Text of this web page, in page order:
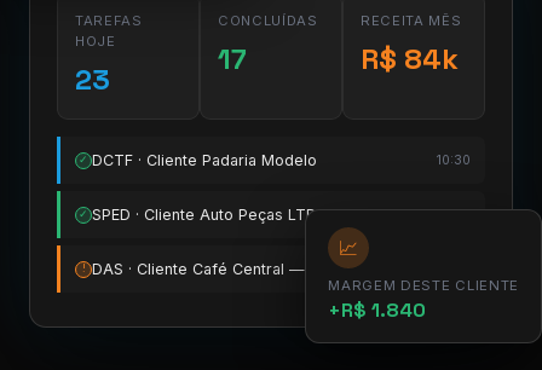
TAREFAS
HOJE
23
CONCLUÍDAS
17
RECEITA MÊS
R$ 84k
✓ DCTF · Cliente Padaria Modelo 10:30
✓ SPED · Cliente Auto Peças LTDA 11:15
! DAS · Cliente Café Central — vence amanhã
📈
MARGEM DESTE CLIENTE
+R$ 1.840